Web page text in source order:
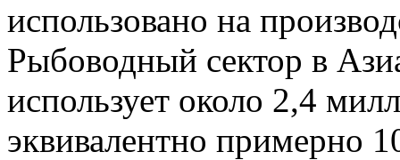
использовано на
Рыбоводный сектор в
использует около 2,4
эквивалентно примерно